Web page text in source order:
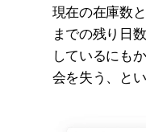
現在の在庫数
までの残り日
しているにも
会を失う、と